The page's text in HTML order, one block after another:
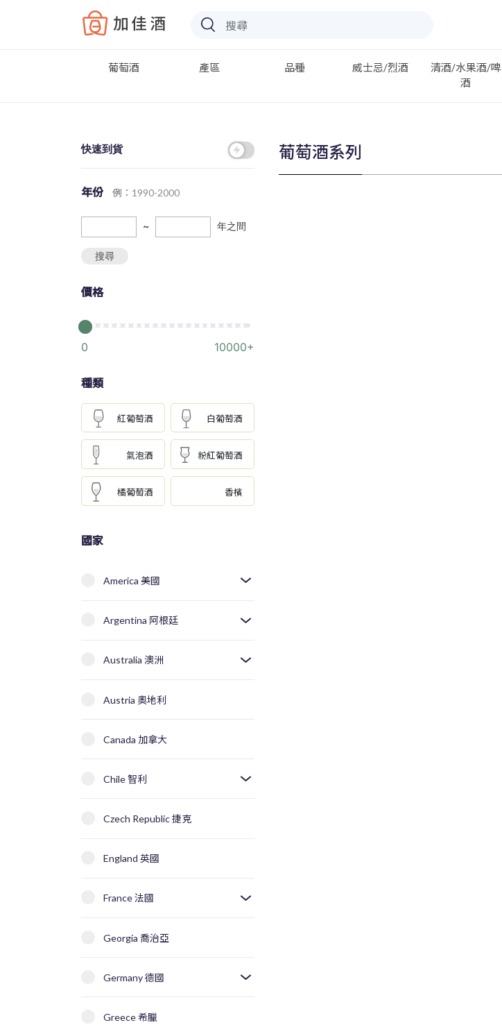
Baccus
葡萄酒 產區 品種 威士忌/烈酒
清酒/水果酒/啤
酒
快速到貨
年份 例：1990-2000
~ 年之間
搜尋
價格
0 10000+
種類
紅葡萄酒 白葡萄酒
氣泡酒 粉紅葡萄酒
橘葡萄酒 香檳
國家
America 美國
Argentina 阿根廷
Australia 澳洲
Austria 奧地利
Canada 加拿大
Chile 智利
Czech Republic 捷克
England 英國
France 法國
Georgia 喬治亞
Germany 德國
Greece 希臘
葡萄酒系列